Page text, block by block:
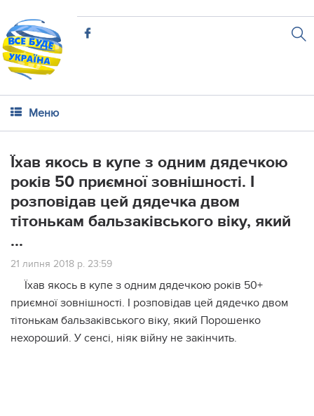
Меню
Їхав якось в купе з одним дядечкою
років 50 приємної зовнішності. І
розповідав цей дядечка двом
тітонькам бальзаківського віку, який
...
21 липня 2018 р. 23:59
Їхав якось в купе з одним дядечкою років 50+
приємної зовнішності. І розповідав цей дядечко двом
тітонькам бальзаківського віку, який Порошенко
нехороший. У сенсі, ніяк війну не закінчить.